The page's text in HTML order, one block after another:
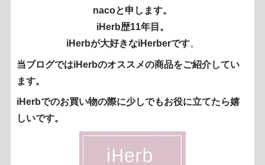
nacoと申します。
iHerb歴11年目。
iHerbが大好きなiHerberです。
当ブログではiHerbのオススメの商品をご紹介してい
ます。
iHerbでのお買い物の際に少しでもお役に立てたら嬉
しいです。